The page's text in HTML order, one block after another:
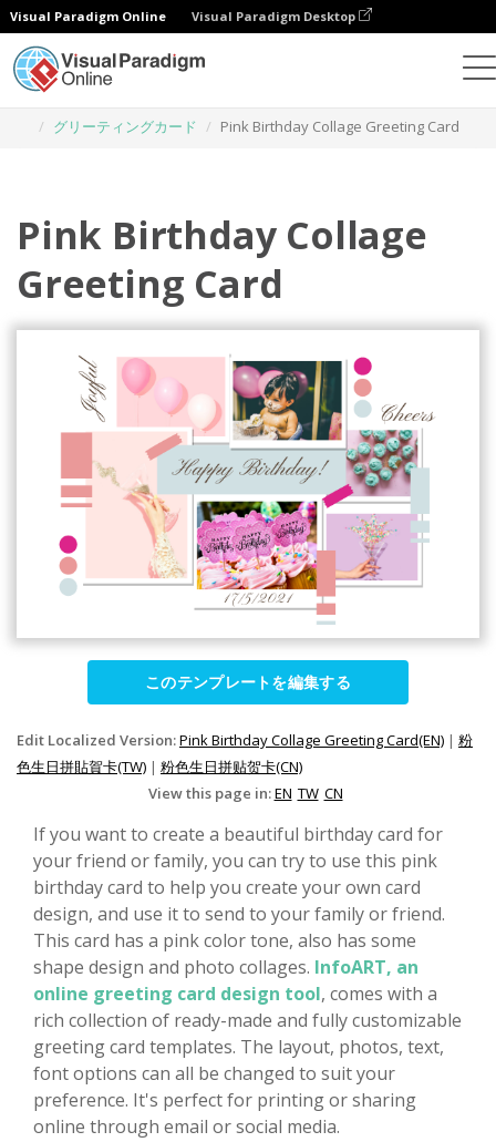
Visual Paradigm Online Visual Paradigm Desktop
グリーティングカード
Pink Birthday Collage Greeting Card
Pink Birthday Collage
Greeting Card
このテンプレートを編集する
Edit Localized Version:Pink Birthday Collage Greeting Card(EN) | 粉
色生日拼貼賀卡(TW) | 粉色生日拼贴贺卡(CN)
View this page in:EN TW CN
If you want to create a beautiful birthday card for
your friend or family, you can try to use this pink
birthday card to help you create your own card
design, and use it to send to your family or friend.
This card has a pink color tone, also has some
shape design and photo collages. InfoART, an
online greeting card design tool, comes with a
rich collection of ready-made and fully customizable
greeting card templates. The layout, photos, text,
font options can all be changed to suit your
preference. It's perfect for printing or sharing
online through email or social media.